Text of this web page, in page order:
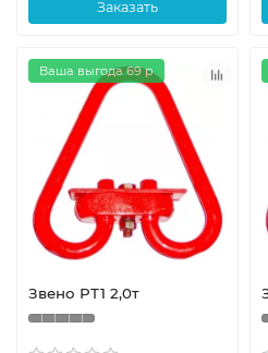
Заказать
Ваша выгода 69 р
Звено РТ1 2,0т